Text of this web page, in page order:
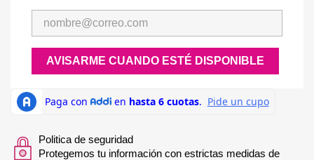
AVISARME CUANDO ESTÉ DISPONIBLE
Politica de seguridad
Protegemos tu información con estrictas medidas de